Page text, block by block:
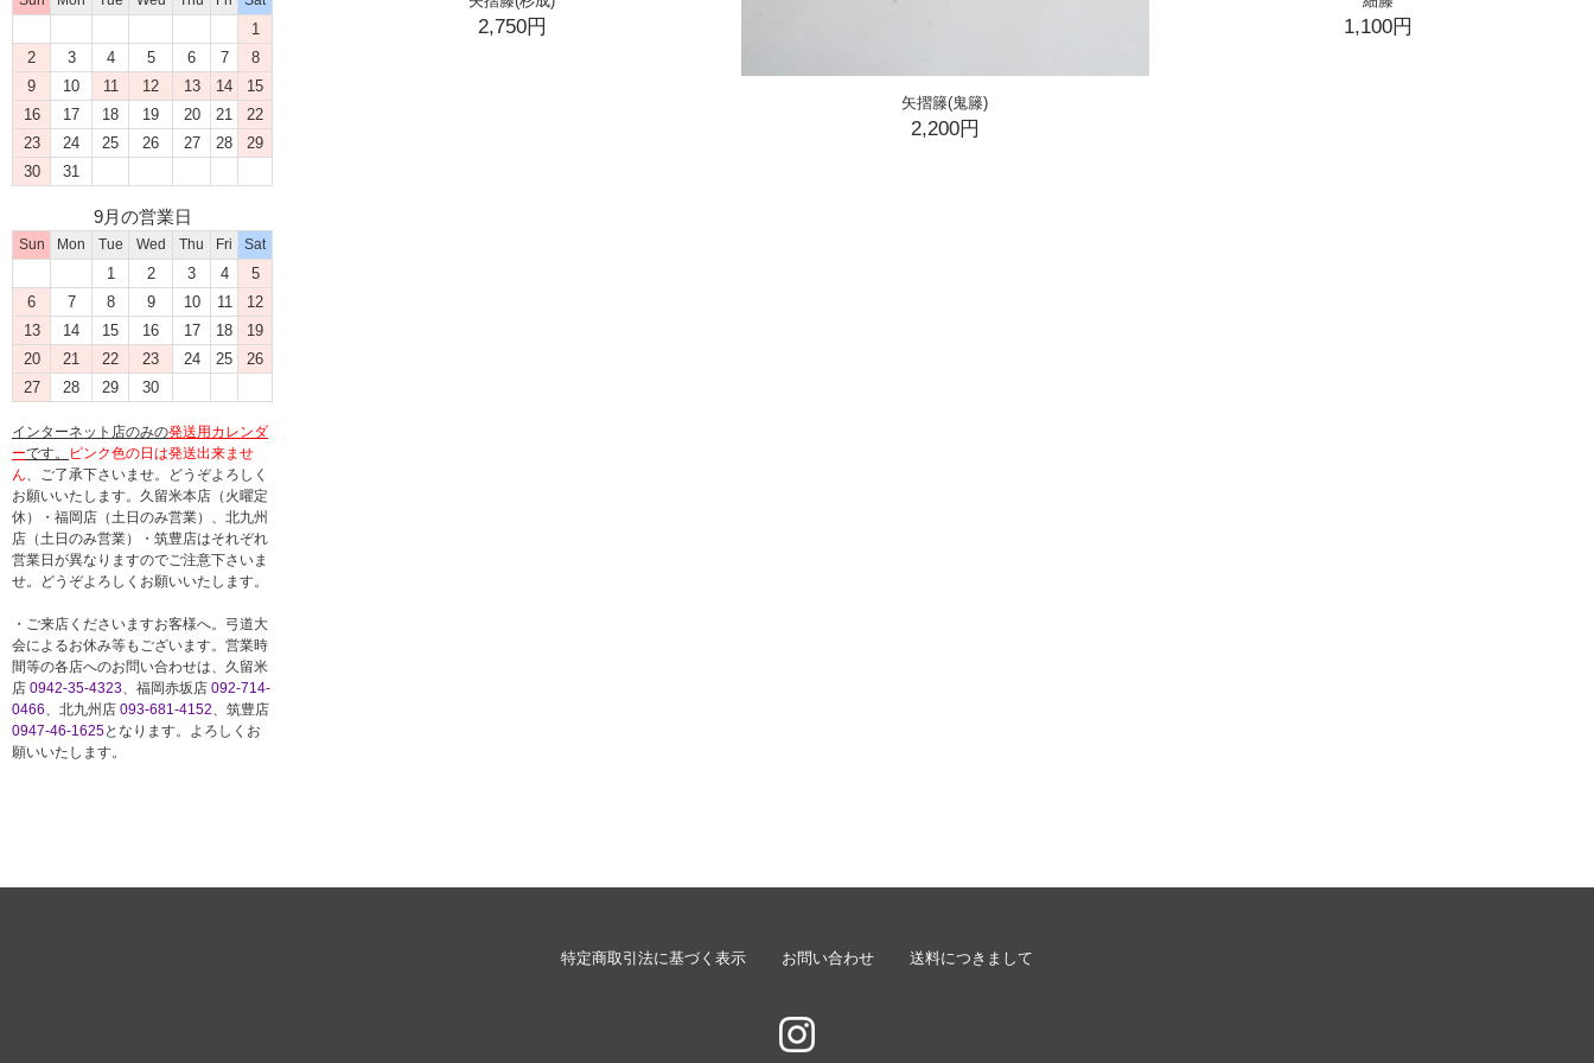
1
2
3 4 5 6 7
8
9
10 11 12 13 14
15
16
17 18 19 20 21
22
23
24 25 26 27 28
29
30
31
9月の営業日
Sun Mon Tue Wed Thu Fri Sat
1 2 3 4
5
6
7 8 9 10 11
12
13
14 15 16 17 18
19
20
21 22 23 24 25
26
27
28 29 30
インターネット店のみの発送用カレンダ
ーです。
ピンク色の日は発送出来ませ
ん、ご了承下さいませ。どうぞよろしく
お願いいたします。久留米本店（火曜定
休）・福岡店（土日のみ営業）、北九州
店（土日のみ営業）・筑豊店はそれぞれ
営業日が異なりますのでご注意下さいま
せ。どうぞよろしくお願いいたします。
・ご来店くださいますお客様へ。弓道大
会によるお休み等もございます。営業時
間等の各店へのお問い合わせは、久留米
店 0942-35-4323、福岡赤坂店 092-714-
0466、北九州店 093-681-4152、筑豊店
0947-46-1625となります。よろしくお
願いいたします。
2,750円
矢摺籐(鬼籐)
2,200円
1,100円
特定商取引法に基づく表示 お問い合わせ 送料につきまして